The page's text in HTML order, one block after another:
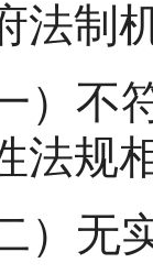
法制
不符
法规
无实